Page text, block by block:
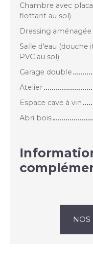
Chambre avec
flottant au sol)
Dressing
Salle d'eau (douche
PVC au sol)
Garage double
Atelier
Espace cave à vin
Abri bois
NOS